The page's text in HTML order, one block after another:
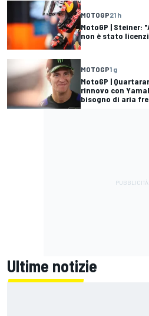
MOTOGP21 h
MotoGP |
non è stato
MOTOGP1 g
MotoGP |
rinnovo con
bisogno di aria
Ultime notizie